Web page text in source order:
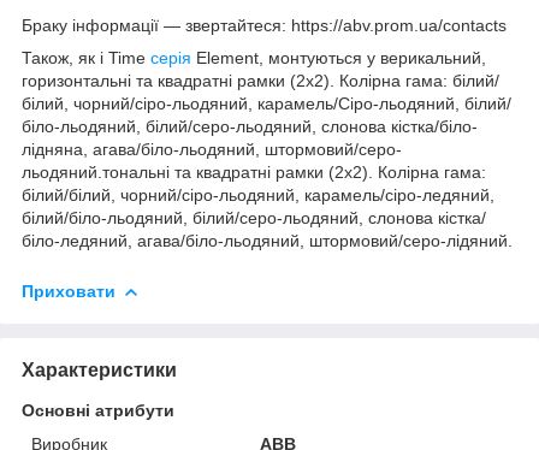
Браку інформації — звертайтеся: https://abv.prom.ua/contacts
Також, як і Time серія Element, монтуються у верикальний,
горизонтальні та квадратні рамки (2х2). Колірна гама: білий/
білий, чорний/сіро-льодяний, карамель/Сіро-льодяний, білий/
біло-льодяний, білий/серо-льодяний, слонова кістка/біло-
лідняна, агава/біло-льодяний, штормовий/серо-
льодяний.тональні та квадратні рамки (2х2). Колірна гама:
білий/білий, чорний/сіро-льодяний, карамель/сіро-ледяний,
білий/біло-льодяний, білий/серо-льодяний, слонова кістка/
біло-ледяний, агава/біло-льодяний, штормовий/серо-лідяний.
Приховати
Характеристики
Основні атрибути
Виробник
ABB